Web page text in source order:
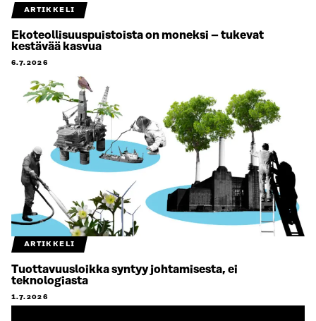
ARTIKKELI
Ekoteollisuuspuistoista on moneksi – tukevat
kestävää kasvua
6.7.2026
ARTIKKELI
Tuottavuusloikka syntyy johtamisesta, ei
teknologiasta
1.7.2026